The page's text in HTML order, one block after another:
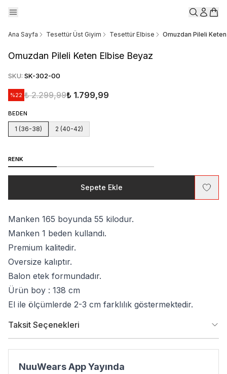
Ana Sayfa Tesettür Üst Giyim Tesettür Elbise Omuzdan Pileli
Omuzdan Pileli Keten Elbise Beyaz
SKU: SK-302-00
%22 ₺ 2.299,99₺ 1.799,99
BEDEN
1 (36-38) 2 (40-42)
RENK
Sepete Ekle
Manken 165 boyunda 55 kilodur.
Manken 1 beden kullandı.
Premium kalitedir.
Oversize kalıptır.
Balon etek formundadır.
Ürün boy : 138 cm
El ile ölçümlerde 2-3 cm farklılık göstermektedir.
Taksit Seçenekleri
NuuWears App Yayında